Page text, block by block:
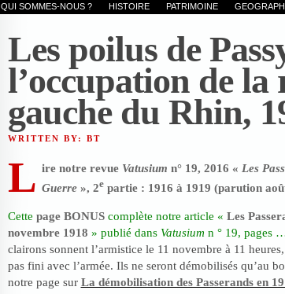
QUI SOMMES-NOUS ?
HISTOIRE PATRIMOINE
Les poilus de
l’occupation de la
gauche du Rhin,
WRITTEN BY: BT
L ire notre revue Vatusium n° 19, 2016 « Les
Guerre », 2e partie : 1916 à 1919 (parution
Cette page BONUScomplète notre article « Les
novembre 1918 » publié dans Vatusium n ° 19, pages
clairons sonnent l’armistice le 11 novembre à 11
pas fini avec l’armée. Ils ne seront démobilisés qu’au
notre page sur La démobilisation des Passerands en